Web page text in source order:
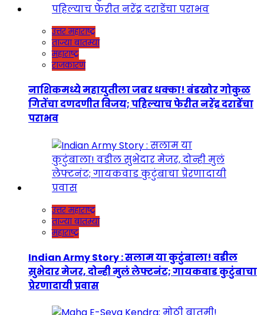
उत्तर महाराष्ट्र
ताज्या बातम्या
महाराष्ट्र
राजकारण
नाशिकमध्ये महायुतीला जबर धक्का! बंडखोर गोकुळ
गितेंचा दणदणीत विजय; पहिल्याच फेरीत नरेंद्र दराडेंचा
पराभव
उत्तर महाराष्ट्र
ताज्या बातम्या
महाराष्ट्र
Indian Army Story : सलाम या कुटुंबाला! वडील
सुभेदार मेजर, दोन्ही मुलं लेफ्टनंट; गायकवाड कुटुंबाचा
प्रेरणादायी प्रवास